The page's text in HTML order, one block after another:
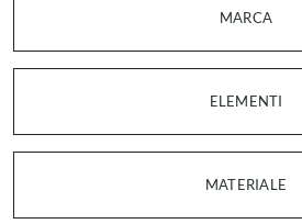
MARCA
ELEMENTI
MATERIALE